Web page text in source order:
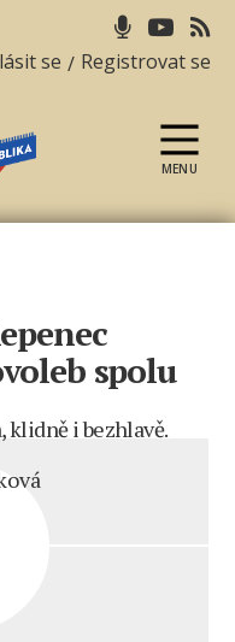
se / Registrovat se
MENU
spolu
klidně i bezhlavě.
u